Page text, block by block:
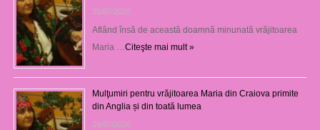
31/07/2026
Aflând însă de această doamnă minunată vrăjitoarea
Maria …Citeşte mai mult »
Mulţumiri pentru vrăjitoarea Maria din Craiova primite
din Anglia și din toată lumea
29/07/2026